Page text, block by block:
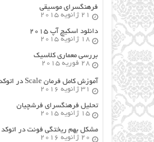
فرهنگسراي موسيقي
21 ژانویه 2015
دانلود اسکیچ آپ ۲۰۱۵
18 ژانویه 2015
بررسی معماری کلاسیک
28 فوریه 2015
آموزش کامل فرمان Scale در اتوکد
31 ژانویه 2016
تحلیل فرهنگسرای فرشچیان
15 ژانویه 2015
مشکل بهم ریختگی فونت در اتوکد
20 ژانویه 2016